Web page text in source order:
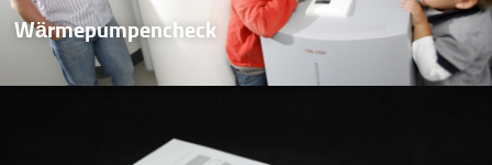
Wärmepumpencheck